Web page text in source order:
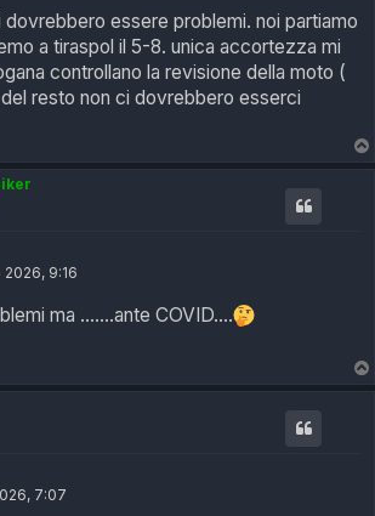
dovrebbero essere problemi. noi partiamo
a tiraspol il 5-8. unica accortezza mi
controllano la revisione della moto (
resto non ci dovrebbero esserci
9:16
ma .......ante COVID....
7:07